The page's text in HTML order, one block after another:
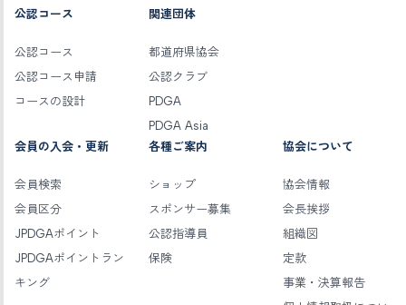
公認コース
公認コース
公認コース申請
コースの設計
関連団体
都道府県協会
公認クラブ
PDGA
PDGA Asia
会員の入会・更新
会員検索
会員区分
JPDGAポイント
JPDGAポイントラン
キング
各種ご案内
ショップ
スポンサー募集
公認指導員
保険
協会について
協会情報
会長挨拶
組織図
定款
事業・決算報告